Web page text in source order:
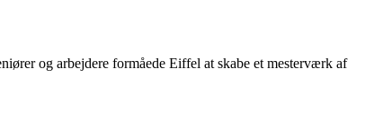
og arbejdere formåede Eiffel at skabe et mesterværk af